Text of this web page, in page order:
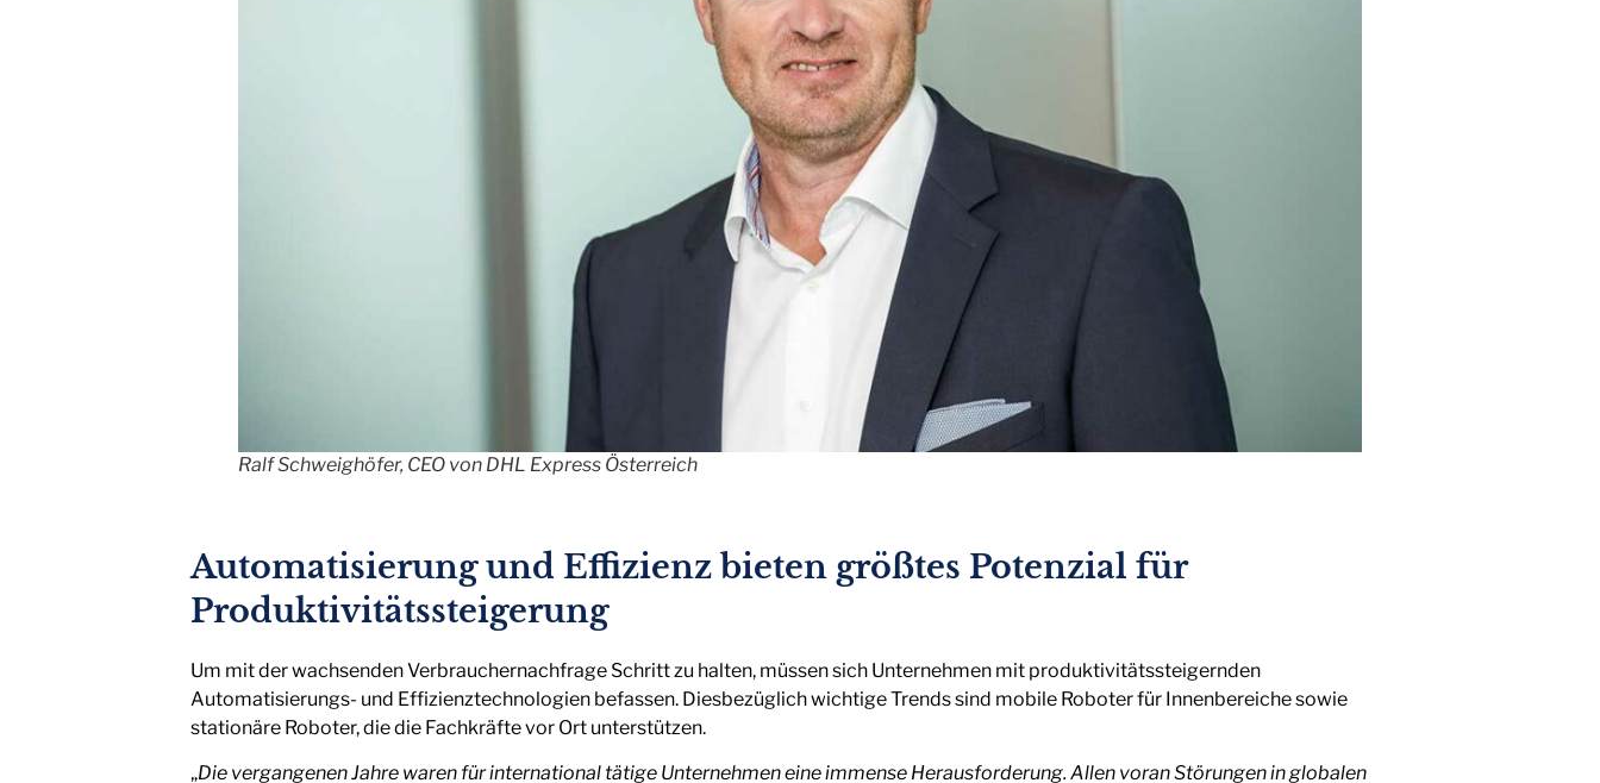
Ralf Schweighöfer, CEO von DHL Express Österreich
Automatisierung und Effizienz bieten größtes Potenzial für
Produktivitätssteigerung
Um mit der wachsenden Verbrauchernachfrage Schritt zu halten, müssen sich Unternehmen mit produktivitätssteigernden
Automatisierungs- und Effizienztechnologien befassen. Diesbezüglich wichtige Trends sind mobile Roboter für Innenbereiche sowie
stationäre Roboter, die die Fachkräfte vor Ort unterstützen.
„Die vergangenen Jahre waren für international tätige Unternehmen eine immense Herausforderung. Allen voran Störungen in globalen